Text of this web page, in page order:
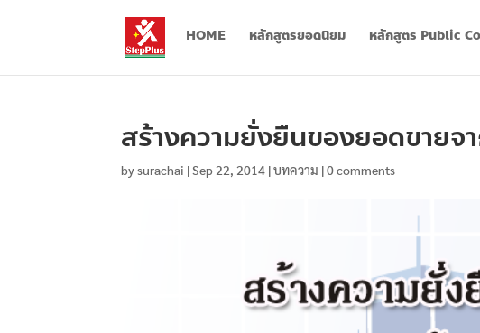
HOME หลักสูตรยอดนิยม หลักสูตร Public
สร้างความยั่งยืนของยอดขาย
bysurachai |Sep 22, 2014 |บทความ |0 comments